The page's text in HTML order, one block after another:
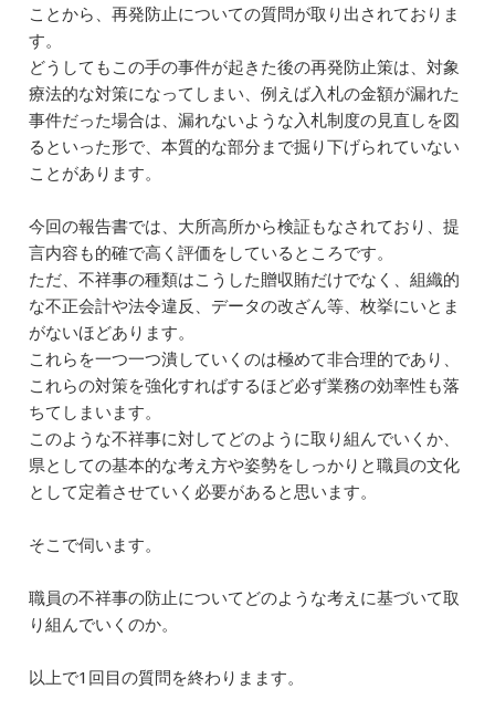
ことから、再発防止についての質問が取り出されておりま
す。
どうしてもこの手の事件が起きた後の再発防止策は、対象
療法的な対策になってしまい、例えば入札の金額が漏れた
事件だった場合は、漏れないような入札制度の見直しを図
るといった形で、本質的な部分まで掘り下げられていない
ことがあります。
今回の報告書では、大所高所から検証もなされており、提
言内容も的確で高く評価をしているところです。
ただ、不祥事の種類はこうした贈収賄だけでなく、組織的
な不正会計や法令違反、データの改ざん等、枚挙にいとま
がないほどあります。
これらを一つ一つ潰していくのは極めて非合理的であり、
これらの対策を強化すればするほど必ず業務の効率性も落
ちてしまいます。
このような不祥事に対してどのように取り組んでいくか、
県としての基本的な考え方や姿勢をしっかりと職員の文化
として定着させていく必要があると思います。
そこで伺います。
職員の不祥事の防止についてどのような考えに基づいて取
り組んでいくのか。
以上で1回目の質問を終わりまます。